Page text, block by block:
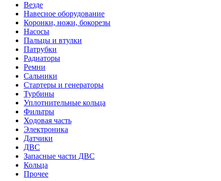
Везде
Навесное оборудование
Коронки, ножи, бокорезы
Насосы
Пальцы и втулки
Патрубки
Радиаторы
Ремни
Сальники
Стартеры и генераторы
Турбины
Уплотнительные кольца
Фильтры
Ходовая часть
Электроника
Датчики
ДВС
Запасные части ДВС
Кольца
Прочее